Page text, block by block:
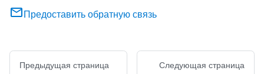
Предоставить обратную связь
Предыдущая страница Следующая страница